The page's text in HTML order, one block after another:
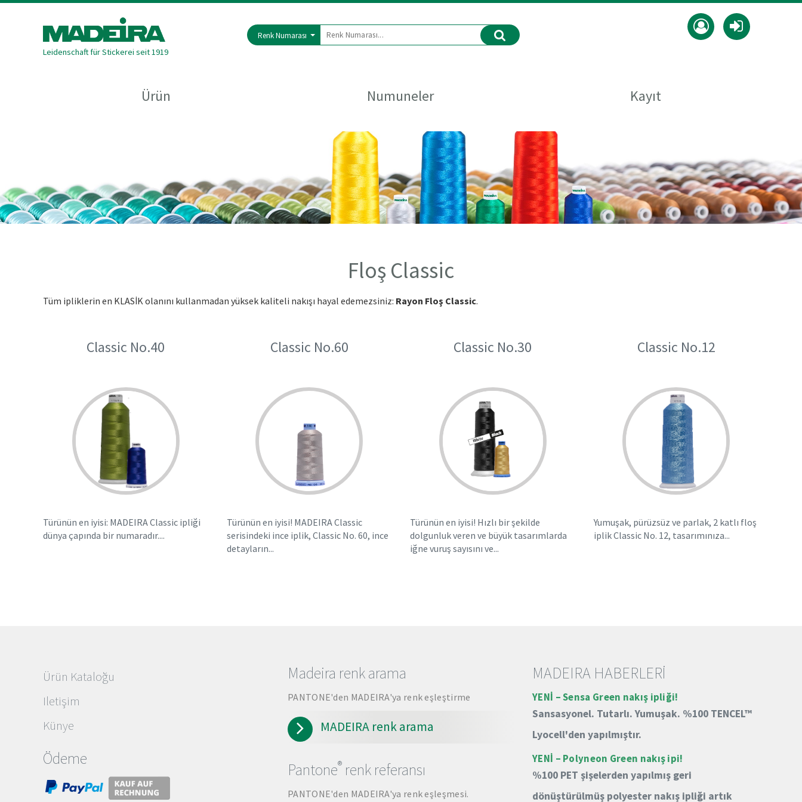
Leidenschaft für Stickerei seit 1919
Renk Numarası
Ürün Numuneler Kayıt
Floş Classic
Tüm ipliklerin en KLASİK olanını kullanmadan yüksek kaliteli nakışı hayal edemezsiniz: Rayon Floş Classic.
Classic No.40
Türünün en iyisi: MADEIRA Classic ipliği
dünya çapında bir numaradır....
Classic No.60
Türünün en iyisi! MADEIRA Classic
serisindeki ince iplik, Classic No. 60, ince
detayların...
Classic No.30
Türünün en iyisi! Hızlı bir şekilde
dolgunluk veren ve büyük tasarımlarda
iğne vuruş sayısını ve...
Classic No.12
Yumuşak, pürüzsüz ve parlak, 2 katlı floş
iplik Classic No. 12, tasarımınıza...
Ürün Kataloğu
Iletişim
Künye
Ödeme
Madeira renk arama
PANTONE'den MADEIRA'ya renk eşleştirme
MADEIRA renk arama
Pantone® renk referansı
PANTONE'den MADEIRA'ya renk eşleşmesi.
MADEIRA HABERLERİ
YENİ – Sensa Green nakış ipliği!
Sansasyonel. Tutarlı. Yumuşak. %100 TENCEL™
Lyocell'den yapılmıştır.
YENİ – Polyneon Green nakış ipi!
%100 PET şişelerden yapılmış geri
dönüştürülmüş polyester nakış ipliği artık